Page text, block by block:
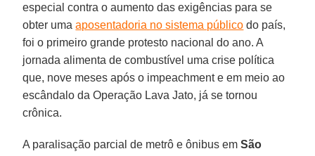
especial contra o aumento das exigências para se
obter umaaposentadoria no sistema público do país,
foi o primeiro grande protesto nacional do ano. A
jornada alimenta de combustível uma crise política
que, nove meses após o impeachment e em meio ao
escândalo da Operação Lava Jato, já se tornou
crônica.
A paralisação parcial de metrô e ônibus emSão